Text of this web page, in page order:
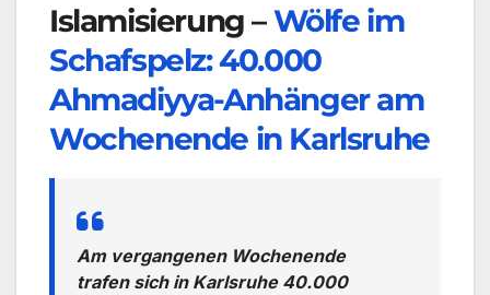
Islamisierung –Wölfe im
Schafspelz: 40.000
Ahmadiyya-Anhänger am
Wochenende in Karlsruhe
Am vergangenen Wochenende
trafen sich in Karlsruhe 40.000